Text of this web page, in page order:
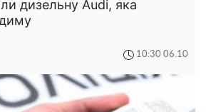
дизельну Audi, яка
10:30 06.10